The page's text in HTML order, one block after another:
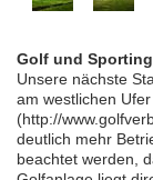
Golf und
Unsere nächste
am westlichen
(http://
deutlich mehr
beachtet werden,